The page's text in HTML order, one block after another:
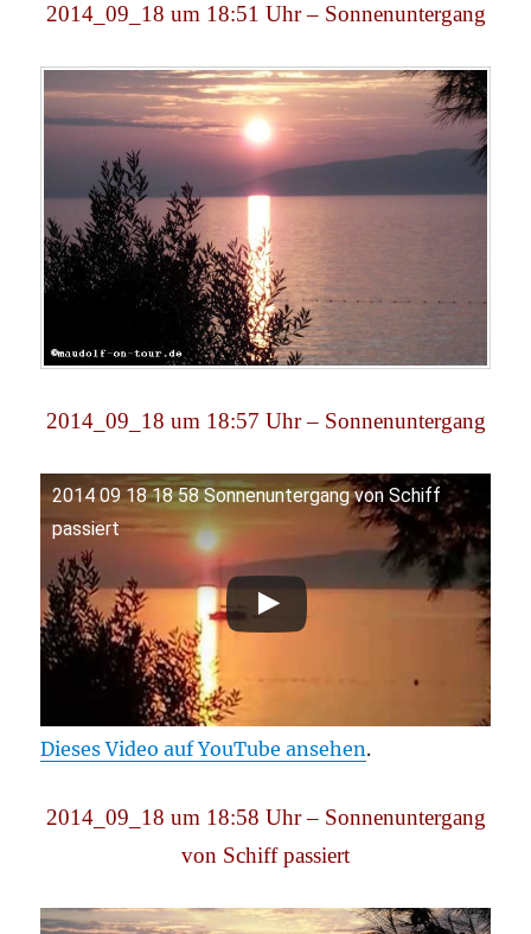
2014_09_18 um 18:51 Uhr – Sonnenuntergang
2014_09_18 um 18:57 Uhr – Sonnenuntergang
2014 09 18 18 58 Sonnenuntergang von Schiff
passiert
Dieses Video auf YouTube ansehen.
2014_09_18 um 18:58 Uhr – Sonnenuntergang
von Schiff passiert